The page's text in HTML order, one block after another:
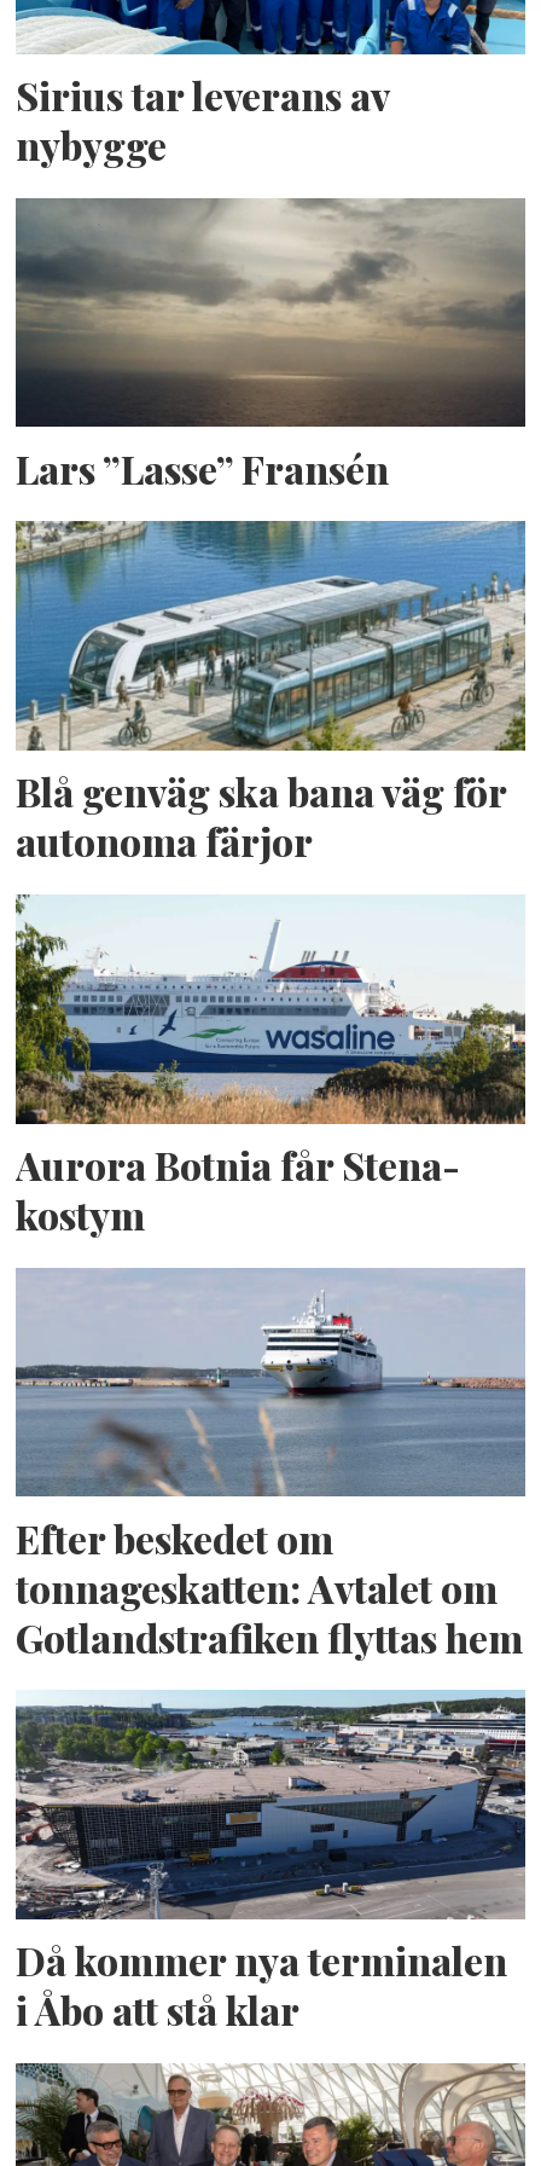
Sirius tar leverans av
nybygge
Lars ”Lasse” Fransén
Blå genväg ska bana väg för
autonoma färjor
Aurora Botnia får Stena-
kostym
Efter beskedet om
tonnageskatten: Avtalet om
Gotlandstrafiken flyttas hem
Då kommer nya terminalen
i Åbo att stå klar